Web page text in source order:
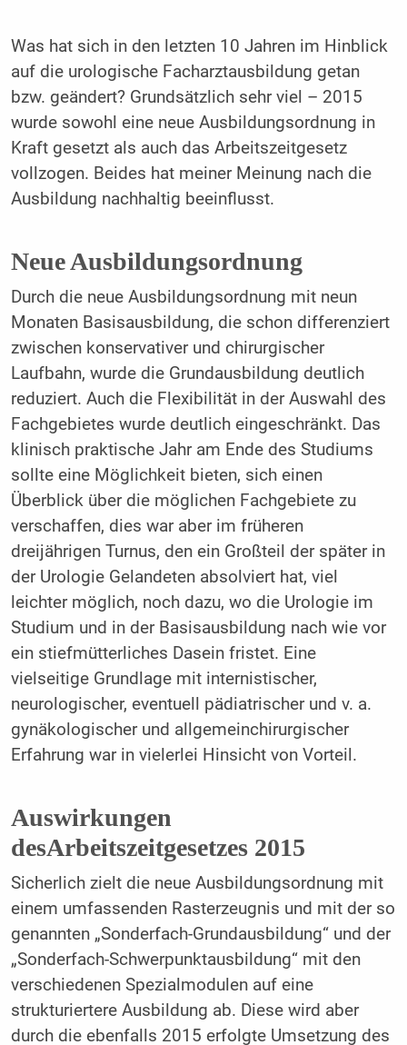
Was hat sich in den letzten 10 Jahren im Hinblick
auf die urologische Facharztausbildung getan
bzw. geändert? Grundsätzlich sehr viel – 2015
wurde sowohl eine neue Ausbildungsordnung in
Kraft gesetzt als auch das Arbeitszeitgesetz
vollzogen. Beides hat meiner Meinung nach die
Ausbildung nachhaltig beeinflusst.
Neue Ausbildungsordnung
Durch die neue Ausbildungsordnung mit neun
Monaten Basisausbildung, die schon differenziert
zwischen konservativer und chirurgischer
Laufbahn, wurde die Grundausbildung deutlich
reduziert. Auch die Flexibilität in der Auswahl des
Fachgebietes wurde deutlich eingeschränkt. Das
klinisch praktische Jahr am Ende des Studiums
sollte eine Möglichkeit bieten, sich einen
Überblick über die möglichen Fachgebiete zu
verschaffen, dies war aber im früheren
dreijährigen Turnus, den ein Großteil der später in
der Urologie Gelandeten absolviert hat, viel
leichter möglich, noch dazu, wo die Urologie im
Studium und in der Basis­ausbildung nach wie vor
ein stiefmütterliches Dasein fristet. Eine
vielseitige Grundlage mit internistischer,
neurologischer, eventuell pädiatrischer und v. a.
gynäkologischer und allgemeinchirurgischer
Erfahrung war in vielerlei Hinsicht von Vorteil.
Auswirkungen
desArbeitszeitgesetzes 2015
Sicherlich zielt die neue Ausbildungsordnung mit
einem umfassenden Rasterzeugnis und mit der so
genannten „Sonderfach-Grundausbildung“ und der
„Sonderfach-Schwerpunktausbildung“ mit den
verschiedenen Spezialmodulen auf eine
strukturiertere Ausbildung ab. Diese wird aber
durch die ebenfalls 2015 erfolgte Umsetzung des